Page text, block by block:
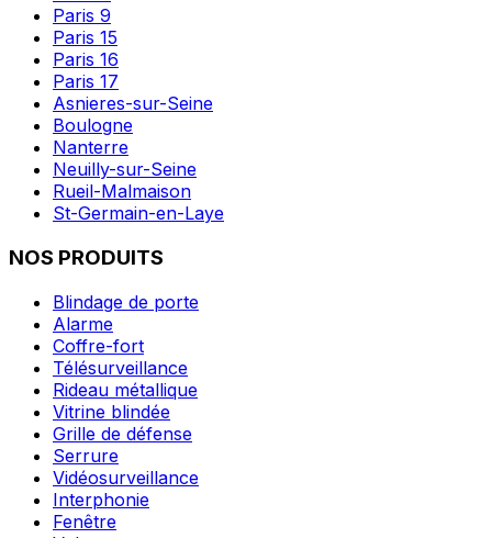
Paris 9
Paris 15
Paris 16
Paris 17
Asnieres-sur-Seine
Boulogne
Nanterre
Neuilly-sur-Seine
Rueil-Malmaison
St-Germain-en-Laye
NOS PRODUITS
Blindage de porte
Alarme
Coffre-fort
Télésurveillance
Rideau métallique
Vitrine blindée
Grille de défense
Serrure
Vidéosurveillance
Interphonie
Fenêtre